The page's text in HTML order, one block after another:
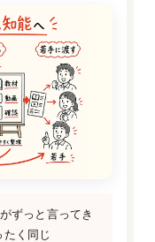
ずっと言ってき
く同じ